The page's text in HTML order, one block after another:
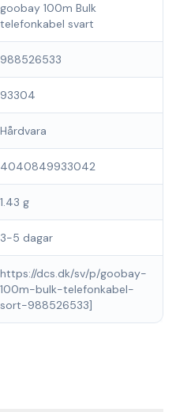
goobay 100m Bulk
telefonkabel svart
988526533
93304
Hårdvara
4040849933042
1.43 g
3-5 dagar
https://dcs.dk/sv/p/goobay-
100m-bulk-telefonkabel-
sort-988526533]